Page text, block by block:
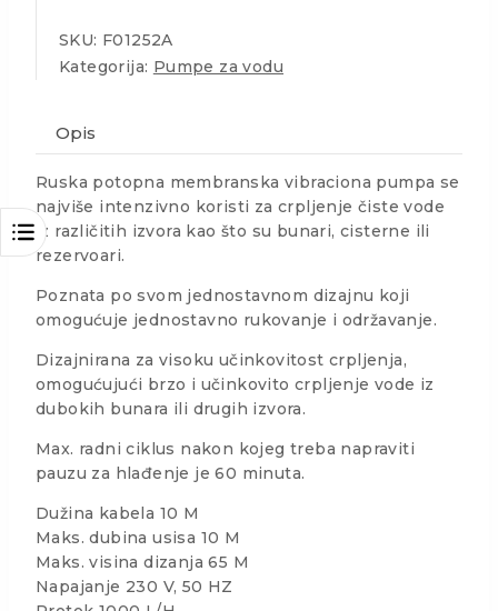
SKU: F01252A
Kategorija: Pumpe za vodu
Opis
Ruska potopna membranska vibraciona pumpa se
najviše intenzivno koristi za crpljenje čiste vode
iz različitih izvora kao što su bunari, cisterne ili
rezervoari.
Poznata po svom jednostavnom dizajnu koji
omogućuje jednostavno rukovanje i održavanje.
Dizajnirana za visoku učinkovitost crpljenja,
omogućujući brzo i učinkovito crpljenje vode iz
dubokih bunara ili drugih izvora.
Max. radni ciklus nakon kojeg treba napraviti
pauzu za hlađenje je 60 minuta.
Dužina kabela 10 M
Maks. dubina usisa 10 M
Maks. visina dizanja 65 M
Napajanje 230 V, 50 HZ